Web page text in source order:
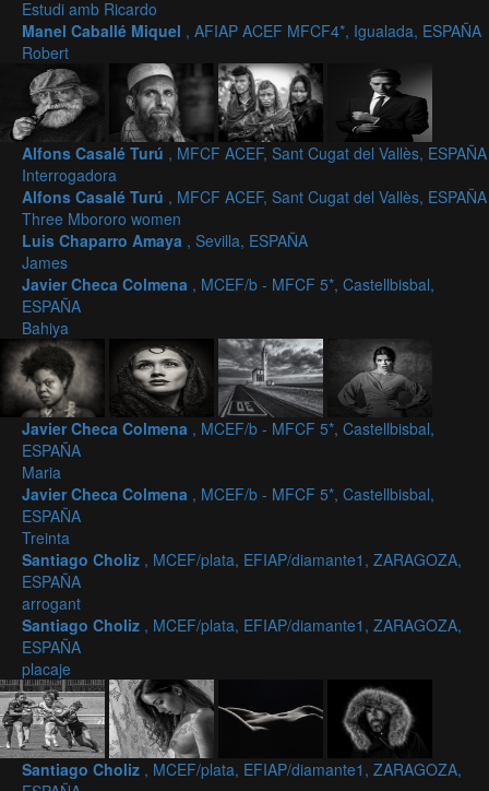
Estudi amb Ricardo
Manel Caballé Miquel , AFIAP ACEF MFCF4*, Igualada, ESPAÑA
Robert
Alfons Casalé Turú , MFCF ACEF, Sant Cugat del Vallès, ESPAÑA
Interrogadora
Alfons Casalé Turú , MFCF ACEF, Sant Cugat del Vallès, ESPAÑA
Three Mbororo women
Luis Chaparro Amaya , Sevilla, ESPAÑA
James
Javier Checa Colmena , MCEF/b - MFCF 5*, Castellbisbal,
ESPAÑA
Bahiya
Javier Checa Colmena , MCEF/b - MFCF 5*, Castellbisbal,
ESPAÑA
Maria
Javier Checa Colmena , MCEF/b - MFCF 5*, Castellbisbal,
ESPAÑA
Treinta
Santiago Choliz , MCEF/plata, EFIAP/diamante1, ZARAGOZA,
ESPAÑA
arrogant
Santiago Choliz , MCEF/plata, EFIAP/diamante1, ZARAGOZA,
ESPAÑA
placaje
Santiago Choliz , MCEF/plata, EFIAP/diamante1, ZARAGOZA,